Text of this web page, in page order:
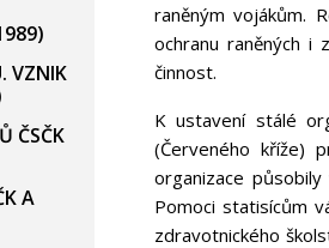
raněným vojákům.
ochranu raněných i
činnost.
K ustavení stálé
(Červeného kříže)
organizace
Pomoci statisícům
zdravotnického
VZNIK
ČSČK
A